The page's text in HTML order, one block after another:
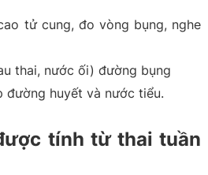
tử cung, đo vòng bụng, nghe
thai, nước ối) đường bụng
đường huyết và nước tiểu.
tính từ thai tuần